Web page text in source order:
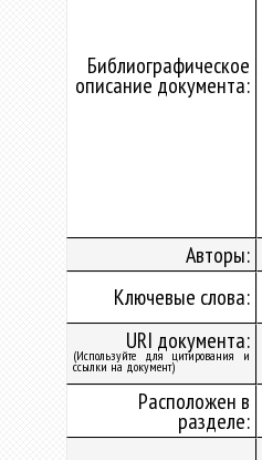
Библиографическое
описание документа:
Авторы:
Ключевые слова:
URI документа:
(Используйте для цитирования и
ссылки на документ)
Расположен в
разделе: